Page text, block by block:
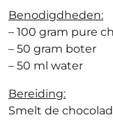
Benodigdheden:
– 100 gram pure
– 50 gram boter
– 50 ml water
Bereiding:
Smelt de